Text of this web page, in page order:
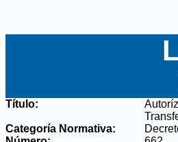
Título:
Categoría Normativa: